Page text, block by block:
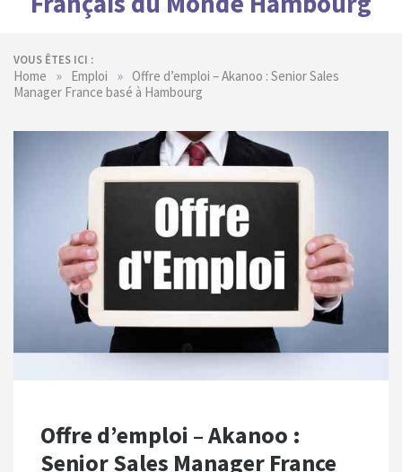
VOUS ÊTES ICI :
Home » Emploi » Offre d’emploi – Akanoo : Senior Sales
Manager France basé à Hambourg
Offre d’emploi – Akanoo :
Senior Sales Manager France